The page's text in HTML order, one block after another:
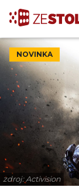
NOVINKA
zdroj: Activision